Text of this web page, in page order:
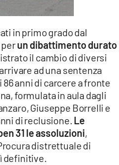
in primo grado dal
un dibattimento durato
il cambio di diversi
ad una sentenza
anni di carcere a fronte
formulata in aula dagli
Giuseppe Borrelli e
di reclusione. Le
31 le assoluzioni,
distrettuale di
definitive.